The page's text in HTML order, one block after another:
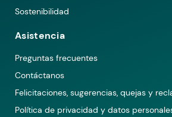
Sostenibilidad
Asistencia
Preguntas frecuentes
Contáctanos
Felicitaciones, sugerencias, quejas y
Política de privacidad y datos